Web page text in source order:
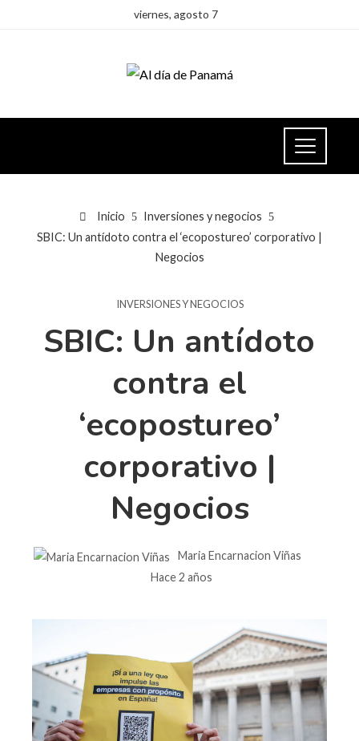
viernes, agosto 7
Inicio
Inversiones y negocios
SBIC: Un antídoto contra el ‘ecopostureo’ corporativo |
Negocios
INVERSIONES Y NEGOCIOS
SBIC: Un antídoto
contra el
‘ecopostureo’
corporativo |
Negocios
Maria Encarnacion Viñas
Hace 2 años